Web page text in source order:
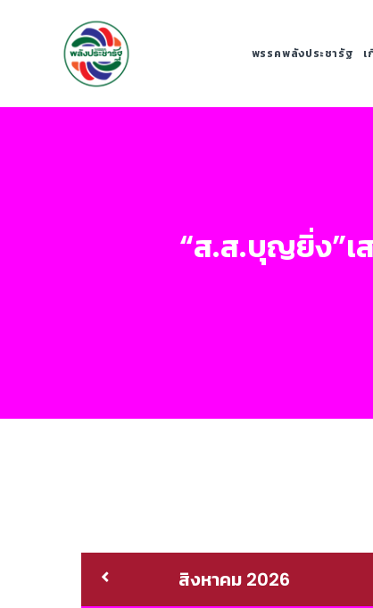
พรรคพลังประชารัฐ
“ส.ส.บุญยิ่ง”เ
สิงหาคม 2026